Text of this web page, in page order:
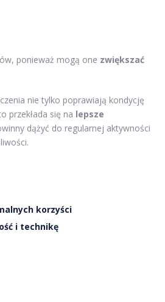
ponieważ mogą one zwiększać
nie tylko poprawiają kondycję
przekłada się na lepsze
dążyć do regularnej aktywności
korzyści
i technikę